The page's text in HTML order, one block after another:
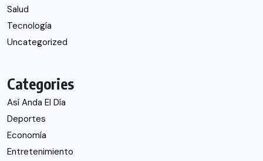
Salud
Tecnología
Uncategorized
Categories
Así Anda El Día
Deportes
Economía
Entretenimiento